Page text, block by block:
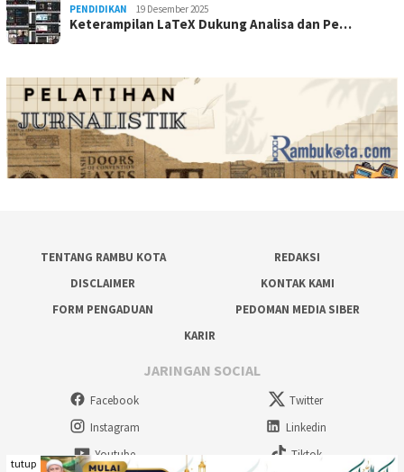
PENDIDIKAN 19 Desember 2025
Keterampilan LaTeX Dukung Analisa dan Pe…
TENTANG RAMBU KOTA
REDAKSI
DISCLAIMER
KONTAK KAMI
FORM PENGADUAN
PEDOMAN MEDIA SIBER
KARIR
JARINGAN SOCIAL
Facebook
Twitter
Instagram
Linkedin
Youtube
Tiktok
tutup